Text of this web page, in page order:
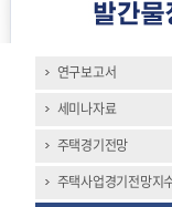
연구보고서
세미나자료
주택경기전망
주택사업경기전망지